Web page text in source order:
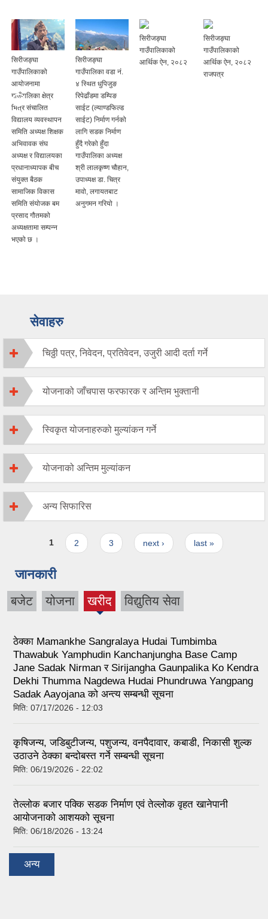
सिरीजङ्घा
गाउँपालिकाको
आयोजनामा
गाउँपालिका क्षेत्र
भित्र संचालित
विद्यालय व्यवस्थापन
समिति अध्यक्ष शिक्षक
अभिवावक संघ
अध्यक्ष र विद्यालयका
प्रधानाध्यापक बीच
संयुक्त बैठक
सामाजिक विकास
समिति संयोजक बम
प्रसाद गौतमको
अध्यक्षतामा सम्पन्न
भएको छ ।
सिरीजङ्घा
गाउँपालिका वडा नं.
४ स्थित धुपिजुङ
रिपेढाँडमा डम्पिङ
साईट (ल्याण्डफिल्ड
साईट) निर्माण गर्नको
लागि सडक निर्माण
हुँदै गरेको हुँदा
गाउँपालिका अध्यक्ष
श्री लालकृष्ण चौहान,
उपाध्यक्ष डा. चित्र
मावो, लगायतबाट
अनुगमन गरियो ।
सिरीजङ्घा
गाउँपालिकाको
आर्थिक ऐन, २०८२
सिरीजङ्घा
गाउँपालिकाको
आर्थिक ऐन, २०८२
राजपत्र
सेवाहरु
चिठ्ठी पत्र, निवेदन, प्रतिवेदन, उजुरी आदी दर्ता गर्ने
योजनाको जाँचपास फरफारक र अन्तिम भुक्तानी
स्विकृत योजनाहरुको मुल्यांकन गर्ने
योजनाको अन्तिम मुल्यांकन
अन्य सिफारिस
Pages
1 2 3 next › last »
जानकारी
बजेट योजना खरीद
(active
विद्युतिय सेवा
ठेक्का Mamankhe Sangralaya Hudai Tumbimba
Thawabuk Yamphudin Kanchanjungha Base Camp
Jane Sadak Nirman र Sirijangha Gaunpalika Ko Kendra
Dekhi Thumma Nagdewa Hudai Phundruwa Yangpang
Sadak Aayojana को अन्त्य सम्बन्धी सूचना
मिति: 07/17/2026 - 12:03
कृषिजन्य, जडिबुटीजन्य, पशुजन्य, वनपैदावार, कबाडी, निकासी शुल्क
उठाउने ठेक्का बन्दोबस्त गर्ने सम्बन्धी सूचना
मिति: 06/19/2026 - 22:02
तेल्लोक बजार पक्कि सडक निर्माण एवं तेल्लोक वृहत खानेपानी
आयोजनाको आशयको सूचना
मिति: 06/18/2026 - 13:24
अन्य